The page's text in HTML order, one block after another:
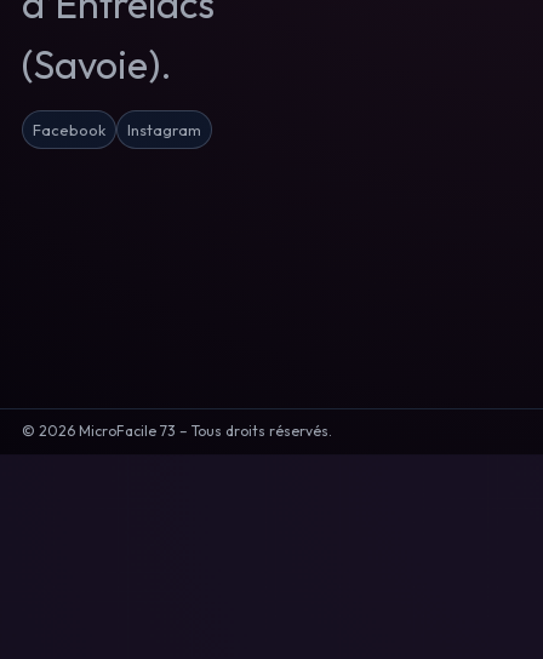
(Savoie).
Facebook Instagram
© 2026 MicroFacile 73 – Tous droits réservés.